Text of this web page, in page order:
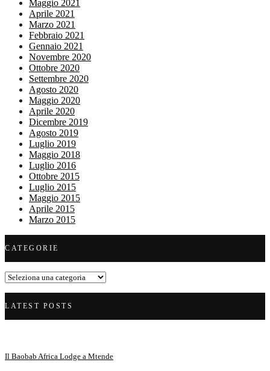
Maggio 2021
Aprile 2021
Marzo 2021
Febbraio 2021
Gennaio 2021
Novembre 2020
Ottobre 2020
Settembre 2020
Agosto 2020
Maggio 2020
Aprile 2020
Dicembre 2019
Agosto 2019
Luglio 2019
Maggio 2018
Luglio 2016
Ottobre 2015
Luglio 2015
Maggio 2015
Aprile 2015
Marzo 2015
CATEGORIE
Categorie
LATEST POSTS
Il Baobab Africa Lodge a Mtende